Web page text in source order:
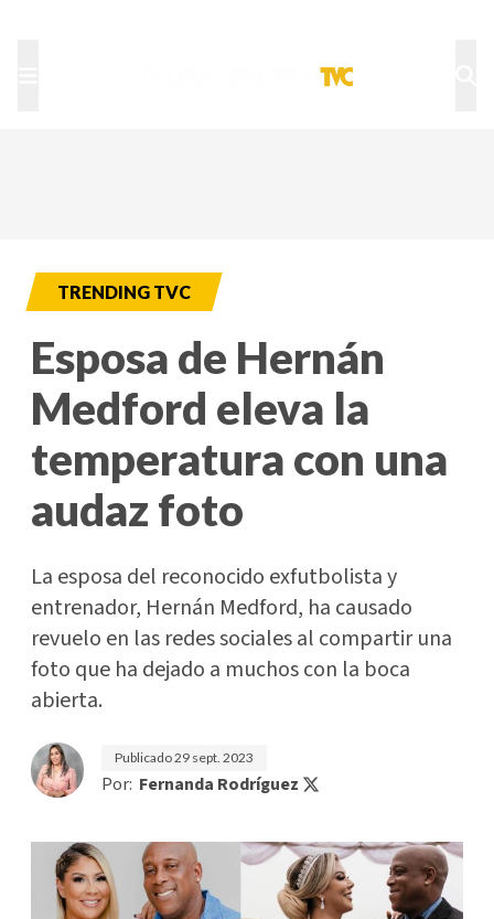
TRENDING TVC
Esposa de Hernán
Medford eleva la
temperatura con una
audaz foto
La esposa del reconocido exfutbolista y
entrenador, Hernán Medford, ha causado
revuelo en las redes sociales al compartir una
foto que ha dejado a muchos con la boca
abierta.
Publicado29 sept. 2023
Por: Fernanda Rodríguez